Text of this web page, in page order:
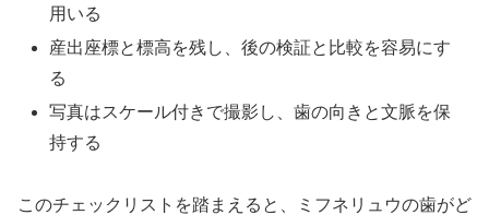
用いる
産出座標と標高を残し、後の検証と比較を容易にす
る
写真はスケール付きで撮影し、歯の向きと文脈を保
持する
このチェックリストを踏まえると、ミフネリュウの歯がど